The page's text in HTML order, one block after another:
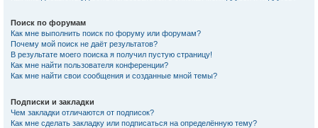
Поиск по форумам
Как мне выполнить поиск по форуму или форумам?
Почему мой поиск не даёт результатов?
В результате моего поиска я получил пустую страницу!
Как мне найти пользователя конференции?
Как мне найти свои сообщения и созданные мной темы?
Подписки и закладки
Чем закладки отличаются от подписок?
Как мне сделать закладку или подписаться на определённую тему?